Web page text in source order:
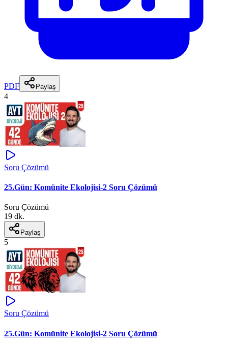
PDF Paylaş
4
Soru Çözümü
25.Gün: Komünite Ekolojisi-2 Soru Çözümü
Soru Çözümü
19 dk.
Paylaş
5
Soru Çözümü
25.Gün: Komünite Ekolojisi-2 Soru Çözümü